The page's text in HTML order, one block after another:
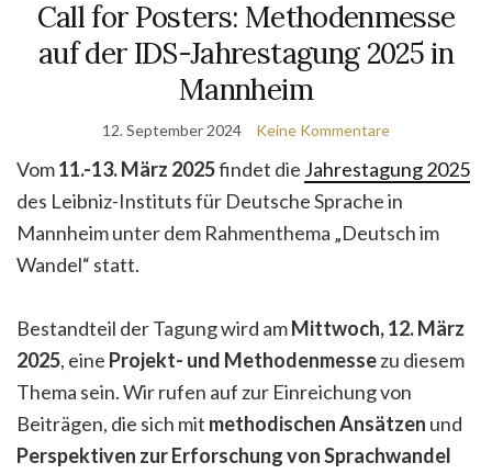
Call for Posters: Methodenmesse
auf der IDS-Jahrestagung 2025 in
Mannheim
12. September 2024 Keine Kommentare
Vom11.-13. März 2025findet die Jahrestagung 2025
des Leibniz-Instituts für Deutsche Sprache in
Mannheim unter dem Rahmenthema „Deutsch im
Wandel“ statt.
Bestandteil der Tagung wird amMittwoch, 12. März
2025, eine Projekt- und Methodenmessezu diesem
Thema sein. Wir rufen auf zur Einreichung von
Beiträgen, die sich mit methodischen Ansätzen und
Perspektiven zur Erforschung von Sprachwandel